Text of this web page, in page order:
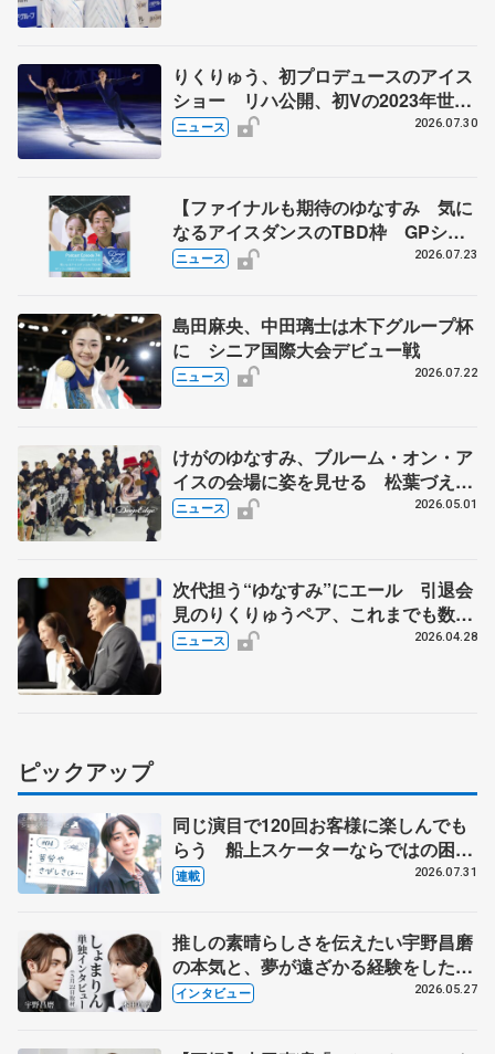
りくりゅう、初プロデュースのアイス
ショー リハ公開、初Vの2023年世界
選手権のSP披露 ハゼボロ、チョク
ニュース 2026.07.30
【ファイナルも期待のゆなすみ 気に
なるアイスダンスのTBD枠 GPシリ
ーズ展望③ペア・アイスダンス編】
ニュース 2026.07.23
島田麻央、中田璃士は木下グループ杯
に シニア国際大会デビュー戦
ニュース 2026.07.22
けがのゆなすみ、ブルーム・オン・ア
イスの会場に姿を見せる 松葉づえの
長岡、ファンに「早く治して、また元
ニュース 2026.05.01
次代担う“ゆなすみ”にエール 引退会
見のりくりゅうペア、これまでも数々
の助言
ニュース 2026.04.28
ピックアップ
同じ演目で120回お客様に楽しんでも
らう 船上スケーターならではの困難
とは 影響あったPIW前キャプテン松
連載 2026.07.31
推しの素晴らしさを伝えたい宇野昌磨
の本気と、夢が遠ざかる経験をした本
田真凜の覚悟
インタビュー 2026.05.27